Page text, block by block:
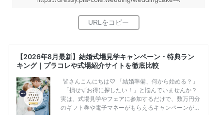
【2026年8月最新】結婚式場見学キャンペーン・特典ラン
キング｜プラコレや式場紹介サイトを徹底比較
皆さんこんにちは♡ 「結婚準備、何から始める？」
「損せずお得に探したい！」と悩んでいませんか？
実は、式場見学やフェアに参加するだけで、数万円分
のギフト券や電子マネーがもらえるキャンペーンがあ